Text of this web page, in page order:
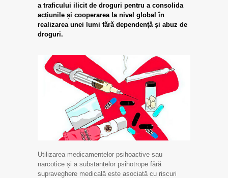
a traficului ilicit de droguri pentru a consolida
acțiunile și cooperarea la nivel global în
realizarea unei lumi fără dependență și abuz de
droguri.
Utilizarea medicamentelor psihoactive sau
narcotice și a substanțelor psihotrope fără
supraveghere medicală este asociată cu riscuri